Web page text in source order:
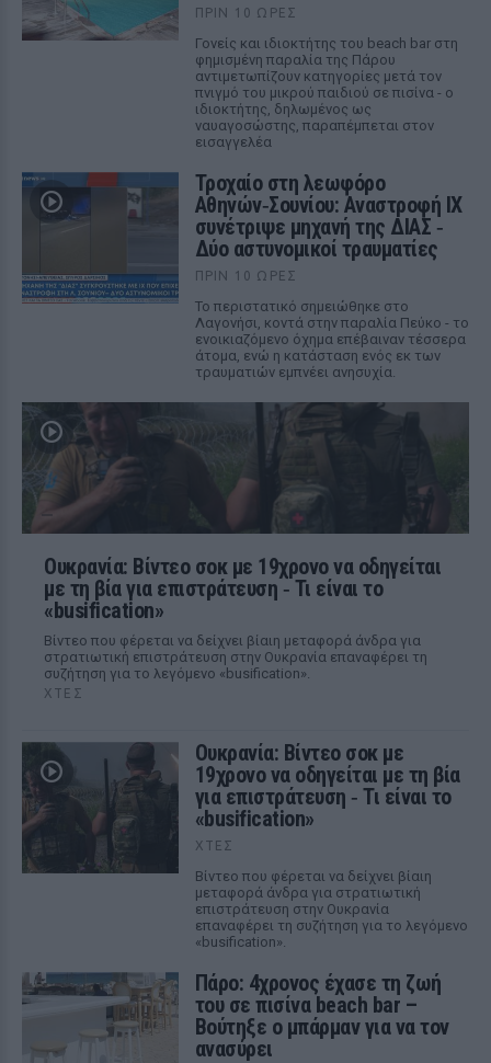
ΠΡΙΝ 10 ΏΡΕΣ
Γονείς και ιδιοκτήτης του beach bar στη
φημισμένη παραλία της Πάρου
αντιμετωπίζουν κατηγορίες μετά τον
πνιγμό του μικρού παιδιού σε πισίνα - ο
ιδιοκτήτης, δηλωμένος ως
ναυαγοσώστης, παραπέμπεται στον
εισαγγελέα
Τροχαίο στη λεωφόρο
Αθηνών‑Σουνίου: Αναστροφή ΙΧ
συνέτριψε μηχανή της ΔΙΑΣ ‑
Δύο αστυνομικοί τραυματίες
ΠΡΙΝ 10 ΏΡΕΣ
Το περιστατικό σημειώθηκε στο
Λαγονήσι, κοντά στην παραλία Πεύκο - το
ενοικιαζόμενο όχημα επέβαιναν τέσσερα
άτομα, ενώ η κατάσταση ενός εκ των
τραυματιών εμπνέει ανησυχία.
Ουκρανία: Βίντεο σοκ με 19χρονο να οδηγείται
με τη βία για επιστράτευση ‑ Τι είναι το
«busification»
Βίντεο που φέρεται να δείχνει βίαιη μεταφορά άνδρα για
στρατιωτική επιστράτευση στην Ουκρανία επαναφέρει τη
συζήτηση για το λεγόμενο «busification».
ΧΤΕΣ
Ουκρανία: Βίντεο σοκ με
19χρονο να οδηγείται με τη βία
για επιστράτευση ‑ Τι είναι το
«busification»
ΧΤΕΣ
Βίντεο που φέρεται να δείχνει βίαιη
μεταφορά άνδρα για στρατιωτική
επιστράτευση στην Ουκρανία
επαναφέρει τη συζήτηση για το λεγόμενο
«busification».
Πάρο: 4χρονος έχασε τη ζωή
του σε πισίνα beach bar –
Βούτηξε ο μπάρμαν για να τον
ανασύρει